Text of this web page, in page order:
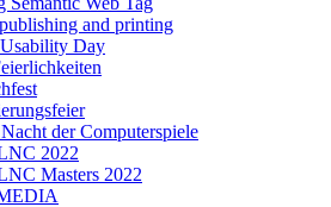
and printing
Day
der Computerspiele
2022
Masters 2022